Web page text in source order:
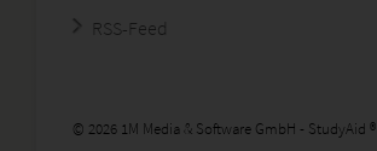
RSS-Feed
© 2026 1M Media & Software GmbH - StudyAid ®